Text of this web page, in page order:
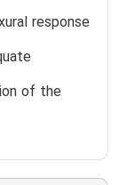
response
of the